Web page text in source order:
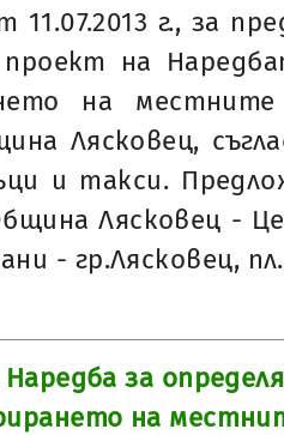
11.07.2013 г., за
на
на
Лясковец,
и такси.
Лясковец -
- гр.Лясковец,
за
на